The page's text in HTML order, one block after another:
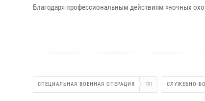
Благодаря профессиональным действиям «ночных
СПЕЦИАЛЬНАЯ ВОЕННАЯ ОПЕРАЦИЯ 791 СЛУЖЕБНО-